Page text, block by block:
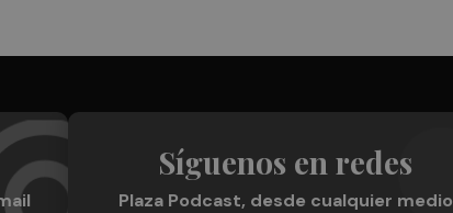
Síguenos en redes
Plaza Podcast, desde cualquier medio